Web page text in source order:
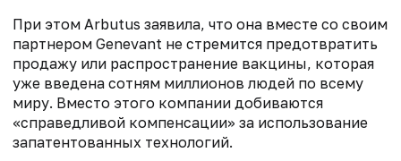
При этом Arbutus заявила, что она вместе со своим
партнером Genevant не стремится предотвратить
продажу или распространение вакцины, которая
уже введена сотням миллионов людей по всему
миру. Вместо этого компании добиваются
«справедливой компенсации» за использование
запатентованных технологий.